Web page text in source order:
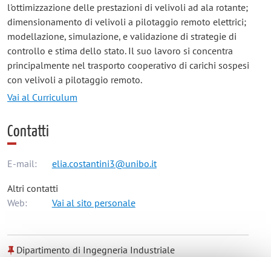
l'ottimizzazione delle prestazioni di velivoli ad ala rotante;
dimensionamento di velivoli a pilotaggio remoto elettrici;
modellazione, simulazione, e validazione di strategie di
controllo e stima dello stato. Il suo lavoro si concentra
principalmente nel trasporto cooperativo di carichi sospesi
con velivoli a pilotaggio remoto.
Vai al Curriculum
Contatti
E-mail: elia.costantini3@unibo.it
Altri contatti
Web:
Vai al sito personale
Dipartimento di Ingegneria Industriale